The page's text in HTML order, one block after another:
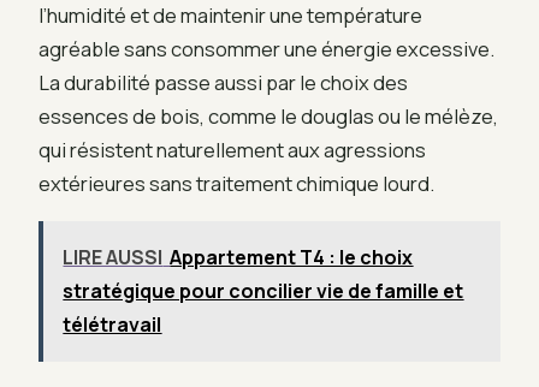
l’humidité et de maintenir une température
agréable sans consommer une énergie excessive.
La durabilité passe aussi par le choix des
essences de bois, comme le douglas ou le mélèze,
qui résistent naturellement aux agressions
extérieures sans traitement chimique lourd.
LIRE AUSSI Appartement T4 : le choix
stratégique pour concilier vie de famille et
télétravail